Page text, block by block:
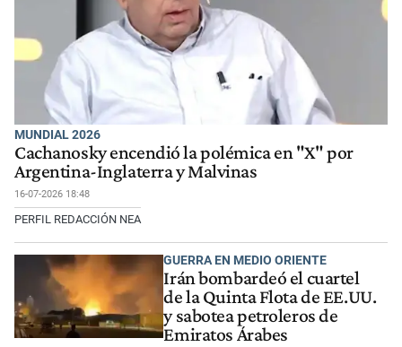
MUNDIAL 2026
Cachanosky encendió la polémica en "X" por
Argentina-Inglaterra y Malvinas
16-07-2026 18:48
PERFIL REDACCIÓN NEA
GUERRA EN MEDIO ORIENTE
Irán bombardeó el cuartel
de la Quinta Flota de EE.UU.
y sabotea petroleros de
Emiratos Árabes